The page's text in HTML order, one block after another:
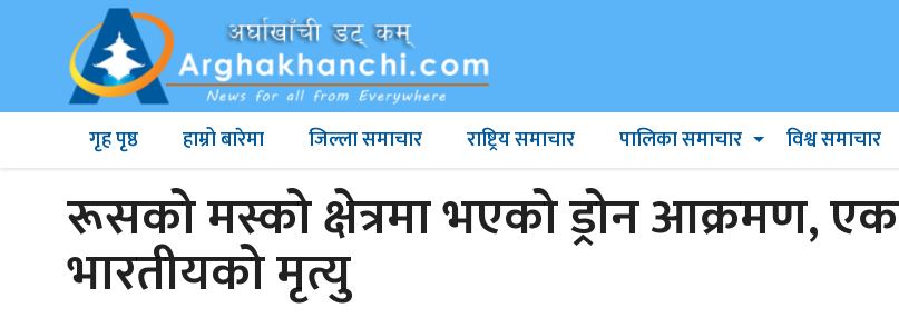
गृह पृष्ठ हाम्रो बारेमा जिल्ला समाचार राष्ट्रिय समाचार पालिका समाचार विश्व समाचार
रूसको मस्को क्षेत्रमा भएको ड्रोन आक्रमण, एक
भारतीयको मृत्यु